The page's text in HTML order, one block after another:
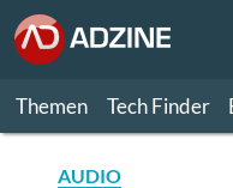
Themen Tech Finder
AUDIO